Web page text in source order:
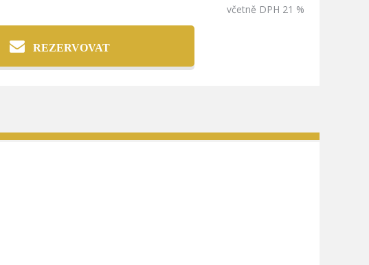
včetně DPH 21 %
REZERVOVAT